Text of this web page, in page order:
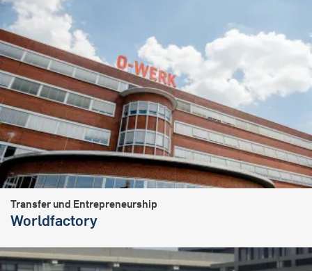
Transfer und Entrepreneurship
Worldfactory